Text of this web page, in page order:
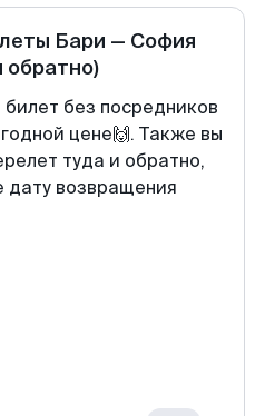
Бари — София
обратно)
без посредников
цене🙌. Также вы
туда и обратно,
дату возвращения